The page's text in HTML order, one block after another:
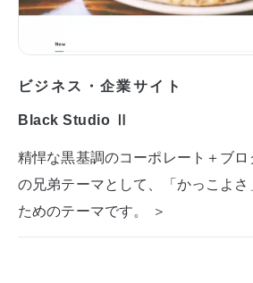
ビジネス・企業サイト
Black Studio Ⅱ
精悍な黒基調のコーポレート＋ブ
の兄弟テーマとして、「かっこよ
ためのテーマです。 ＞